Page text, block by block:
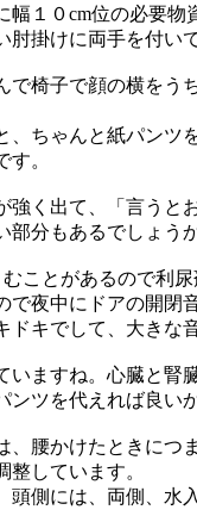
１０cm位の必要物
掛けに両手を付い
で椅子で顔の横をう
、ちゃんと紙パンツ
。
強く出て、「言う
部分もあるでしょう
ことがあるので利
で夜中にドアの開閉
キでして、大きな
いますね。心臓と
ツを代えれば良い
、腰かけたときに
しています。
頭側には、両側、水